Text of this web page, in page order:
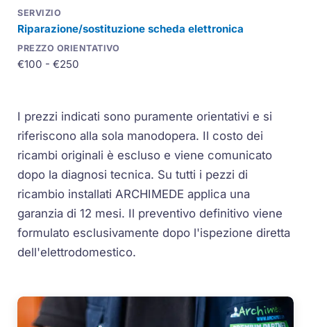
Riparazione/sostituzione scheda elettronica
€100 - €250
I prezzi indicati sono puramente orientativi e si
riferiscono alla sola manodopera. Il costo dei
ricambi originali è escluso e viene comunicato
dopo la diagnosi tecnica. Su tutti i pezzi di
ricambio installati ARCHIMEDE applica una
garanzia di 12 mesi. Il preventivo definitivo viene
formulato esclusivamente dopo l'ispezione diretta
dell'elettrodomestico.